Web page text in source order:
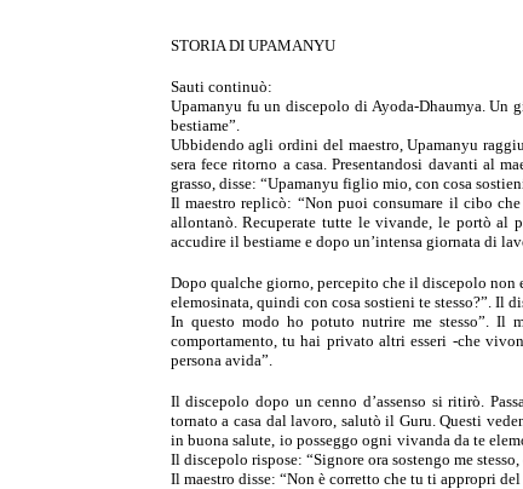
STORIA DI UPAMANYU
Sauti continuò:
Upamanyu fu un discepolo di Ayoda-Dhaumya. Un
bestiame”.
Ubbidendo agli ordini del maestro, Upamanyu
sera fece ritorno a casa. Presentandosi davanti al
grasso, disse: “Upamanyu figlio mio, con cosa
Il maestro replicò: “Non puoi consumare il cibo
allontanò.Recuperate tutte le vivande, le portò al
accudire il bestiame e dopo un’intensa giornata di
Dopo qualche giorno, percepito che il discepolo
elemosinata, quindi con cosa sostieni te stesso?”.Il
In questo modo ho potuto nutrire me stesso”.Il
comportamento, tu hai privato altri esseri -che
persona avida”.
Il discepolo dopo un cenno d’assenso si ritirò.
tornatoa casa dal lavoro, salutò il Guru. Questi
in buonasalute, io posseggo ogni vivanda da te
Il discepolo rispose: “Signore ora sostengo me
Il maestro disse: “Non è corretto che tu ti appropri